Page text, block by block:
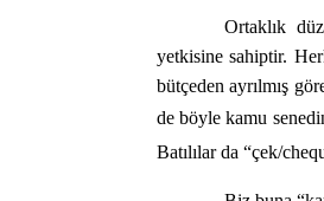
Ortaklık
yetkisine sahiptir.
bütçeden ayrılmış
de böyle kamu
Batılılar da “çek/